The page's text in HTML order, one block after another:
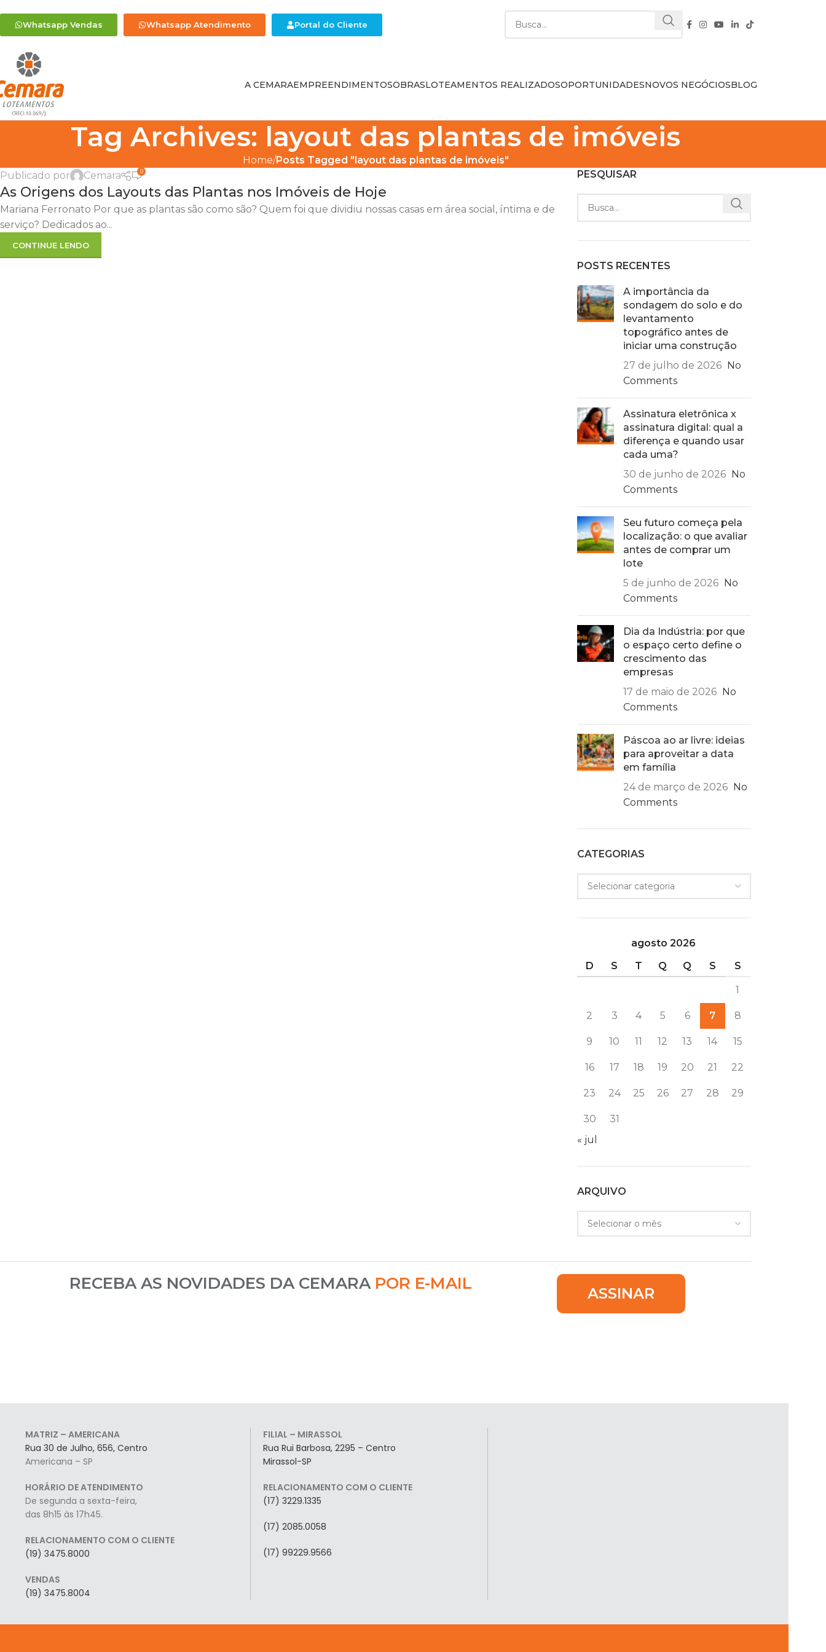
Whatsapp Vendas Whatsapp Atendimento Portal do Cliente
A CEMARAEMPREENDIMENTOSOBRASLOTEAMENTOS REALIZADOSOPORTUNIDADESNOVOS NEGÓCIOSBLOG
Tag Archives: layout das plantas de imóveis
Home Posts Tagged "layout das plantas de imóveis"
Publicado por
Cemara 0
As Origens dos Layouts das Plantas nos Imóveis de Hoje
Mariana Ferronato Por que as plantas são como são? Quem foi que dividiu nossas casas em área social, íntima e de
serviço? Dedicados ao...
CONTINUE LENDO
PESQUISAR
POSTS RECENTES
A importância da
sondagem do solo e do
levantamento
topográfico antes de
iniciar uma construção
27 de julho de 2026 No
Comments
Assinatura eletrônica x
assinatura digital: qual a
diferença e quando usar
cada uma?
30 de junho de 2026 No
Comments
Seu futuro começa pela
localização: o que avaliar
antes de comprar um
lote
5 de junho de 2026 No
Comments
Dia da Indústria: por que
o espaço certo define o
crescimento das
empresas
17 de maio de 2026 No
Comments
Páscoa ao ar livre: ideias
para aproveitar a data
em família
24 de março de 2026 No
Comments
CATEGORIAS
agosto 2026
D
S T Q Q S S
1
2 3 4 5 6 7 8
9 10 11 12 13 14 15
16 17 18 19 20 21 22
23 24 25 26 27 28 29
30
31
« jul
ARQUIVO
RECEBA AS NOVIDADES DA CEMARA POR E-MAIL
ASSINAR
MATRIZ – AMERICANA
Rua 30 de Julho, 656, Centro
Americana – SP
HORÁRIO DE ATENDIMENTO
De segunda a sexta-feira,
das 8h15 às 17h45.
RELACIONAMENTO COM O CLIENTE
(19) 3475.8000
VENDAS
(19) 3475.8004
FILIAL – MIRASSOL
Rua Rui Barbosa, 2295 – Centro
Mirassol-SP
RELACIONAMENTO COM O CLIENTE
(17) 3229.1335
(17) 2085.0058
(17) 99229.9566